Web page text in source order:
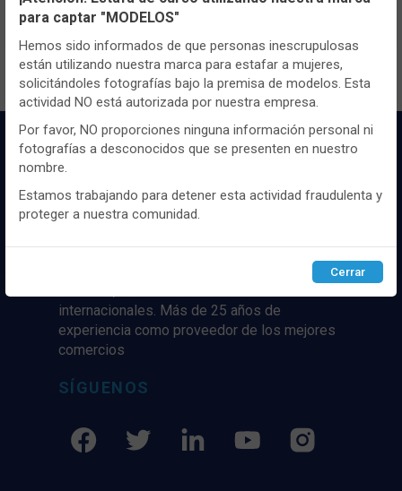
contenido y los precios.
Distribuidor y mayorista textil de las mejores
internacionales. Más de 25 años de
experiencia como proveedor de los mejores
comercios
SÍGUENOS
Utilizamos cookies propias y de terceros, de sesión o
persistentes, para hacer funcionar de manera segura nuestra
página web y personalizar su contenido.
Igualmente, utilizamos cookies para medir y obtener datos de
la navegación que realizas y para ajustar el contenido a tus
gustos y preferencias.
Puedesconfigurary aceptar el uso de cookies a tu gusto.
Para obtener más información visita nuestra
cookies.
Configurar Rechazar ACEPTAR
para captar "MODELOS"
Hemos sido informados de que personas inescrupulosas
están utilizando nuestra marca para estafar a mujeres,
solicitándoles fotografías bajo la premisa de modelos. Esta
actividad NO está autorizada por nuestra empresa.
Por favor, NO proporciones ninguna información personal ni
fotografías a desconocidos que se presenten en nuestro
nombre.
Estamos trabajando para detener esta actividad fraudulenta y
proteger a nuestra comunidad.
Cerrar